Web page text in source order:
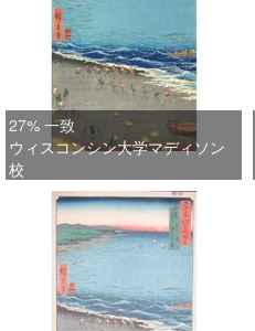
27% 一致
ウィスコンシン大学マディソン
校